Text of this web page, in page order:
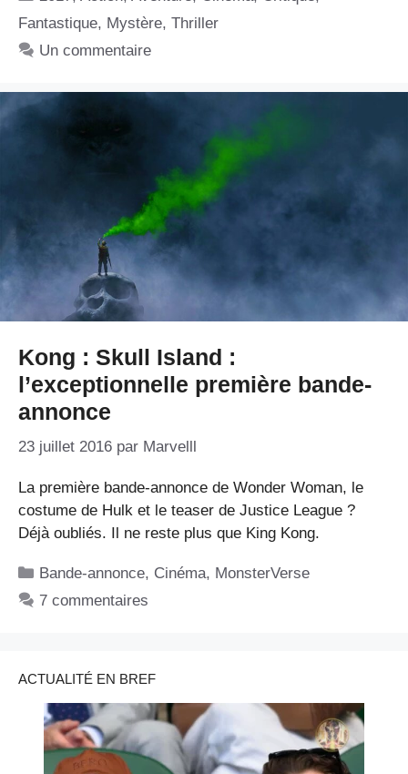
Fantastique, Mystère, Thriller
Un commentaire
Kong : Skull Island :
l’exceptionnelle première bande-
annonce
23 juillet 2016 par Marvelll
La première bande-annonce de Wonder Woman, le
costume de Hulk et le teaser de Justice League ?
Déjà oubliés. Il ne reste plus que King Kong.
Catégories
Bande-annonce, Cinéma, MonsterVerse
7 commentaires
ACTUALITÉ EN BREF